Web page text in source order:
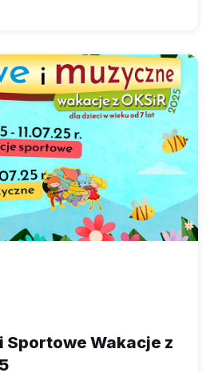
Sportowe Wakacje z